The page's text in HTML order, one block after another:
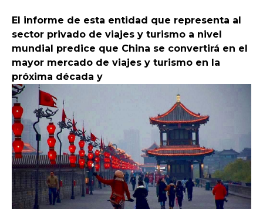
El informe de esta entidad que representa al
sector privado de viajes y turismo a nivel
mundial predice que China se convertirá en el
mayor mercado de viajes y turismo en la
próxima década y